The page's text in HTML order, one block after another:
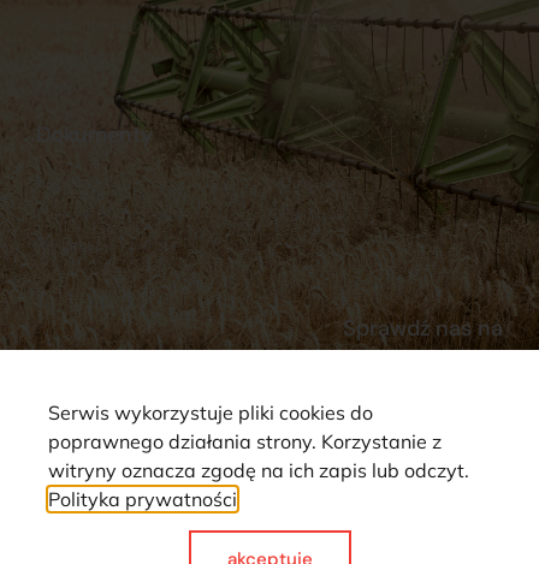
Dokumenty
Regulamin
Polityka prywatności
Reklamacje i zwroty
Dostawy
Płatności
Sklep internetowy
Ubezpieczenia
Sprawdź nas na
Strona wykorzystuje pliki cookie. Wszystkie prawa zastrzeżone ©
Serwis wykorzystuje pliki cookies do
poprawnego działania strony. Korzystanie z
witryny oznacza zgodę na ich zapis lub odczyt.
Polityka prywatności
akceptuje